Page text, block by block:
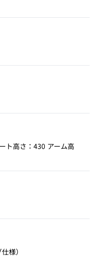
ト高さ：430 アーム高
様）